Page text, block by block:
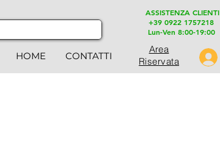
HOME CONTATTI
ASSISTENZA CLIENTI
+39 0922 1757218
Lun-Ven 8:00-19:00
Area
Riservata